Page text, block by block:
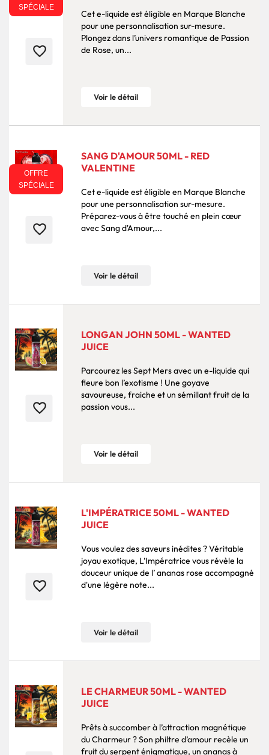
SPÉCIALE
favorite_border
Cet e-liquide est éligible en Marque Blanche
pour une personnalisation sur-mesure.
Plongez dans l’univers romantique de Passion
de Rose, un...
Voir le détail
OFFRE
SPÉCIALE
favorite_border
SANG D'AMOUR 50ML - RED
VALENTINE
Cet e-liquide est éligible en Marque Blanche
pour une personnalisation sur-mesure.
Préparez-vous à être touché en plein cœur
avec Sang d'Amour,...
Voir le détail
favorite_border
LONGAN JOHN 50ML - WANTED
JUICE
Parcourez les Sept Mers avec un e-liquide qui
fleure bon l’exotisme ! Une goyave
savoureuse, fraiche et un sémillant fruit de la
passion vous...
Voir le détail
favorite_border
L'IMPÉRATRICE 50ML - WANTED
JUICE
Vous voulez des saveurs inédites ? Véritable
joyau exotique, L’Impératrice vous révèle la
douceur unique de l’ ananas rose accompagné
d'une légère note...
Voir le détail
LE CHARMEUR 50ML - WANTED
JUICE
Prêts à succomber à l’attraction magnétique
du Charmeur ? Son philtre d’amour recèle un
fruit du serpent énigmatique, un ananas à